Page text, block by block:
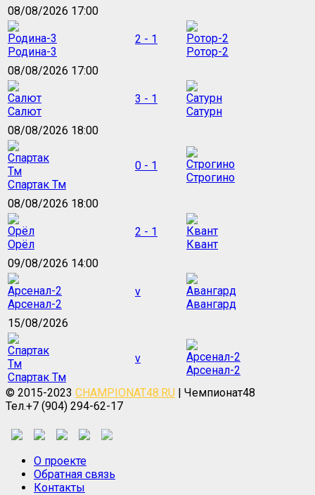
08/08/2026 17:00
Родина-3
2 - 1
Ротор-2
08/08/2026 17:00
Салют
3 - 1
Сатурн
08/08/2026 18:00
Спартак Тм
0 - 1
Строгино
08/08/2026 18:00
Орёл
2 - 1
Квант
09/08/2026 14:00
Арсенал-2
v
Авангард
15/08/2026
Спартак Тм
v
Арсенал-2
© 2015-2023 CHAMPIONAT48.RU | Чемпионат48
Тел.+7 (904) 294-62-17
О проекте
Обратная связь
Контакты